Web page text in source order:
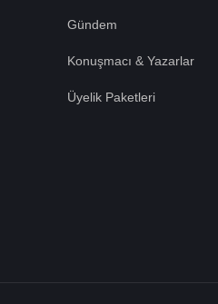
Gündem
Konuşmacı & Yazarlar
Üyelik Paketleri